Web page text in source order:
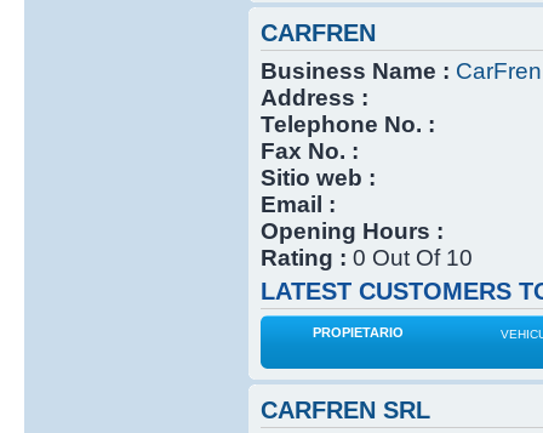
CARFREN
Business Name : CarFren
Address :
Telephone No. :
Fax No. :
Sitio web :
Email :
Opening Hours :
Rating : 0 Out Of 10
LATEST CUSTOMERS
PROPIETARIO
CARFREN SRL